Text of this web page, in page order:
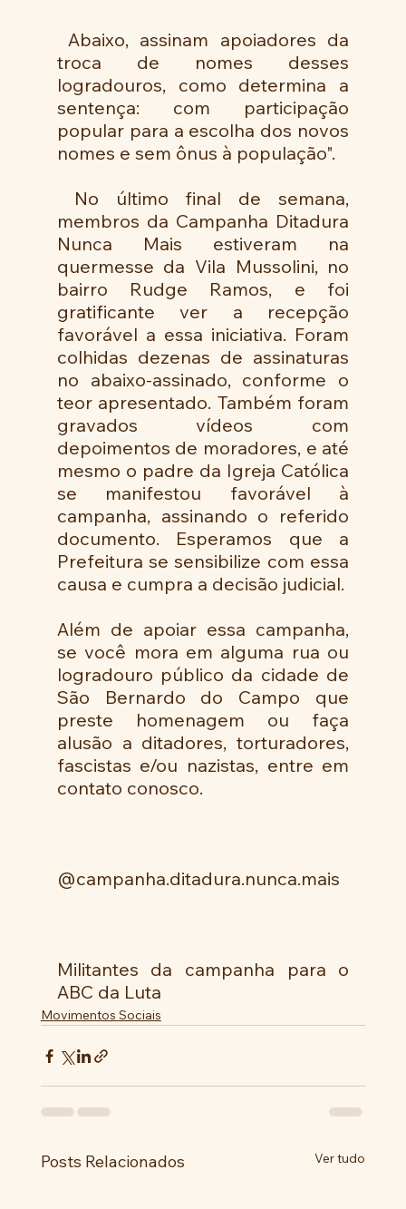
Abaixo, assinam apoiadores da
troca de nomes desses
logradouros, como determina a
sentença: com participação
popular para a escolha dos novos
nomes e sem ônus à população".
No último final de semana,
membros da Campanha Ditadura
Nunca Mais estiveram na
quermesse da Vila Mussolini, no
bairro Rudge Ramos, e foi
gratificante ver a recepção
favorável a essa iniciativa. Foram
colhidas dezenas de assinaturas
no abaixo-assinado, conforme o
teor apresentado. Também foram
gravados vídeos com
depoimentos de moradores, e até
mesmo o padre da Igreja Católica
se manifestou favorável à
campanha, assinando o referido
documento. Esperamos que a
Prefeitura se sensibilize com essa
causa e cumpra a decisão judicial.
Além de apoiar essa campanha,
se você mora em alguma rua ou
logradouro público da cidade de
São Bernardo do Campo que
preste homenagem ou faça
alusão a ditadores, torturadores,
fascistas e/ou nazistas, entre em
contato conosco.
@campanha.ditadura.nunca.mais
Militantes da campanha para o
ABC da Luta
Movimentos Sociais
Posts Relacionados Ver tudo